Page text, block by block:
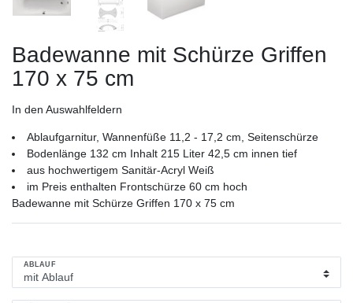
Badewanne mit Schürze Griffen
170 x 75 cm
In den Auswahlfeldern
Ablaufgarnitur, Wannenfüße 11,2 - 17,2 cm, Seitenschürze
Bodenlänge 132 cm Inhalt 215 Liter 42,5 cm innen tief
aus hochwertigem Sanitär-Acryl Weiß
im Preis enthalten Frontschürze 60 cm hoch
Badewanne mit Schürze Griffen 170 x 75 cm
ABLAUF